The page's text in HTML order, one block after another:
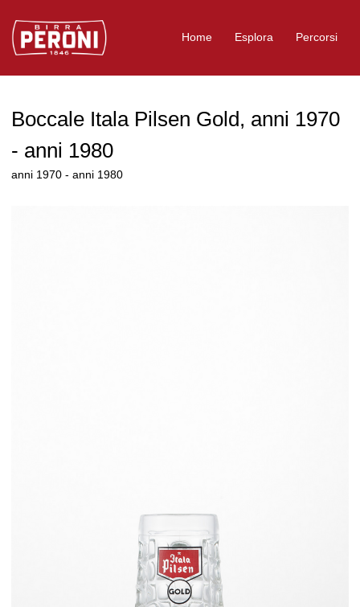
Logo Birra Peroni
Home Esplora Percorsi
Boccale Itala Pilsen Gold, anni 1970
- anni 1980
anni 1970 - anni 1980